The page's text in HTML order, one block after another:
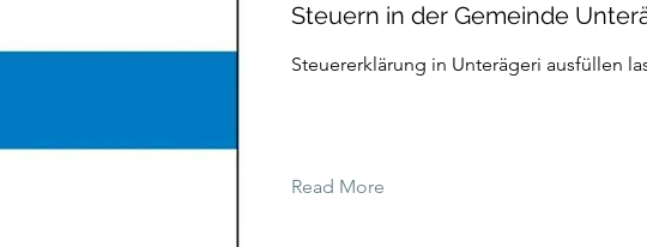
Steuern in der Gemeinde
Steuererklärung in Unterägeri ausfüllen
Read More